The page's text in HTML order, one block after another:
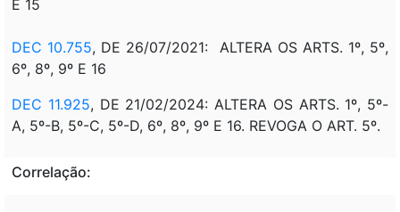
E 15
DEC 10.755, DE 26/07/2021: ALTERA OS ARTS. 1º, 5º,
6º, 8º, 9º E 16
DEC 11.925, DE 21/02/2024: ALTERA OS ARTS. 1º, 5º-
A, 5º-B, 5º-C, 5º-D, 6º, 8º, 9º E 16. REVOGA O ART. 5º.
Correlação: